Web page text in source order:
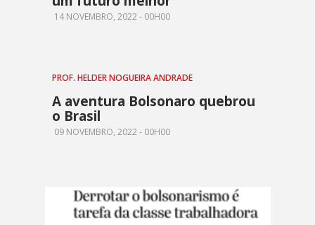
14 NOVEMBRO, 2022 - 00H00
PROF. HELDER NOGUEIRA ANDRADE
A aventura Bolsonaro quebrou
o Brasil
09 NOVEMBRO, 2022 - 00H00